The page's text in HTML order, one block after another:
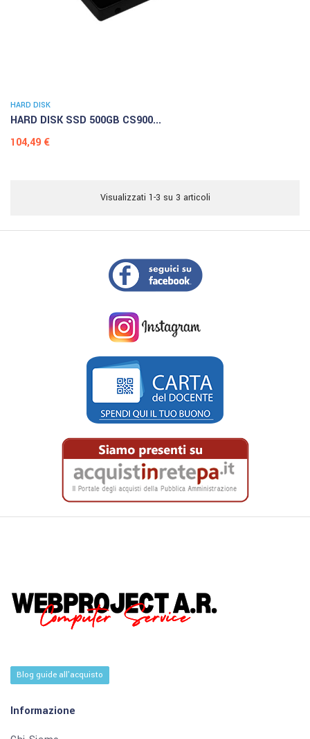
HARD DISK
HARD DISK SSD 500GB CS900...
Prezzo
104,49 €
Visualizzati 1-3 su 3 articoli
Blog guide all'acquisto
Informazione